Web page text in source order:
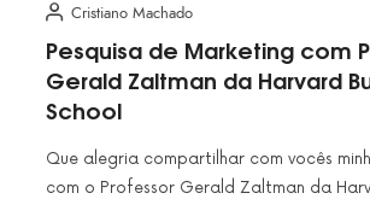
Cristiano Machado
Pesquisa de Marketing com
Gerald Zaltman da Harvard
School
Que alegria compartilhar com vocês
com o Professor Gerald Zaltman da